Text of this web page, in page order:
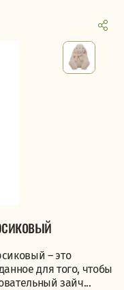
– это
для того, чтобы
зайч...